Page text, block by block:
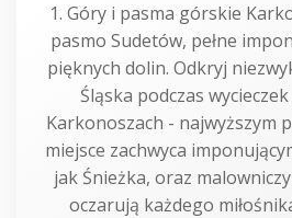
1. Góry i pasma górskie
pasmo Sudetów, pełne
pięknych dolin. Odkryj
Śląska podczas
Karkonoszach - najwyższym
miejsce zachwyca
jak Śnieżka, oraz
oczarują każdego